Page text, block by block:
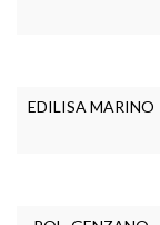
EDILISA MARINO